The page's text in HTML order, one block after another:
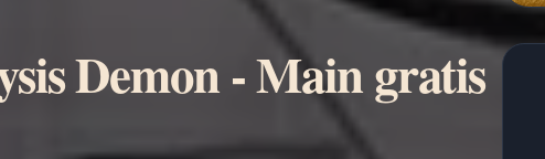
Demon - Main gratis